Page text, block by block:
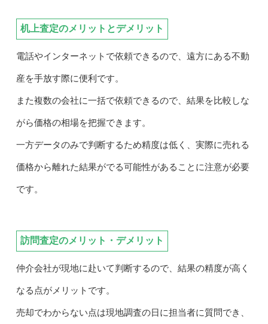
机上査定のメリットとデメリット
電話やインターネットで依頼できるので、遠方にある不動
産を手放す際に便利です。
また複数の会社に一括で依頼できるので、結果を比較しな
がら価格の相場を把握できます。
一方データのみで判断するため精度は低く、実際に売れる
価格から離れた結果がでる可能性があることに注意が必要
です。
訪問査定のメリット・デメリット
仲介会社が現地に赴いて判断するので、結果の精度が高く
なる点がメリットです。
売却でわからない点は現地調査の日に担当者に質問でき、